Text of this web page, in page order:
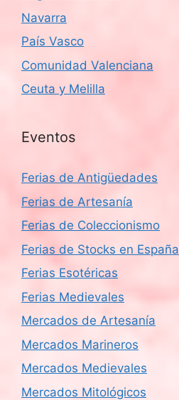
Navarra
País Vasco
Comunidad Valenciana
Ceuta y Melilla
Eventos
Ferias de Antigüedades
Ferias de Artesanía
Ferias de Coleccionismo
Ferias de Stocks en España
Ferias Esotéricas
Ferias Medievales
Mercados de Artesanía
Mercados Marineros
Mercados Medievales
Mercados Mitológicos